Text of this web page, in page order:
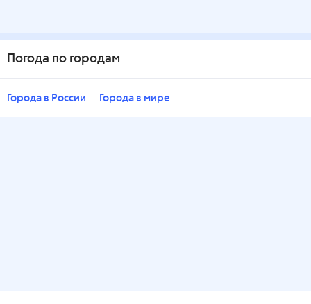
Погода по городам
Города в России Города в мире